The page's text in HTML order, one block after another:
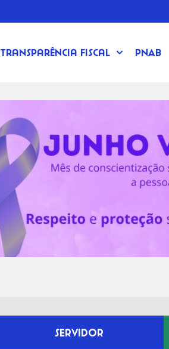
Transparência Fiscal PNAB
SERVIDOR